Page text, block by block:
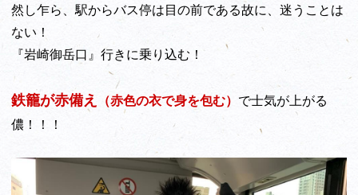
然し乍ら、駅からバス停は目の前である故に、迷うことは
ない！
『岩崎御岳口』行きに乗り込む！
鉄籠が赤備え （赤色の衣で身を包む） で士気が上がる
儂！！！